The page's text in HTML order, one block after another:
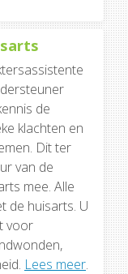
de
klachten en
Dit ter
van de
mee. Alle
de huisarts. U
voor
Lees meer.